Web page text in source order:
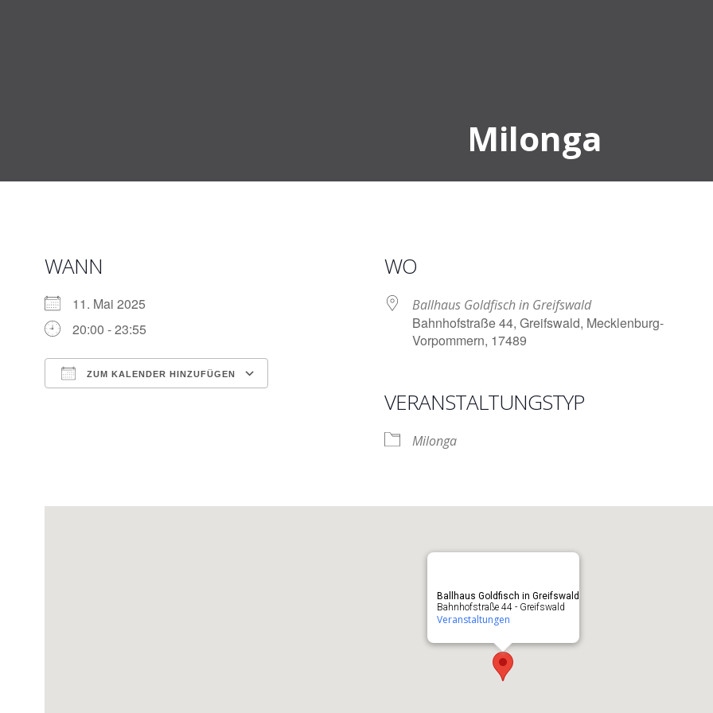
Milonga
WANN
11. Mai 2025
20:00 - 23:55
ZUM KALENDER HINZUFÜGEN
iCalendar
WO
Ballhaus Goldfisch in Greifswald
Bahnhofstraße 44, Greifswald, Mecklenburg-
Vorpommern, 17489
VERANSTALTUNGSTYP
Milonga
Ballhaus Goldfisch in Greifswald
Bahnhofstraße 44 - Greifswald
Veranstaltungen